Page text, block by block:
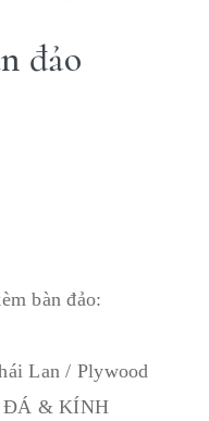
đảo
bàn đảo:
Lan / Plywood
ĐÁ & KÍNH